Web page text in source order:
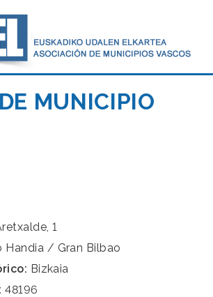
MUNICIPIO
1
Handia / Gran Bilbao
Bizkaia
48196